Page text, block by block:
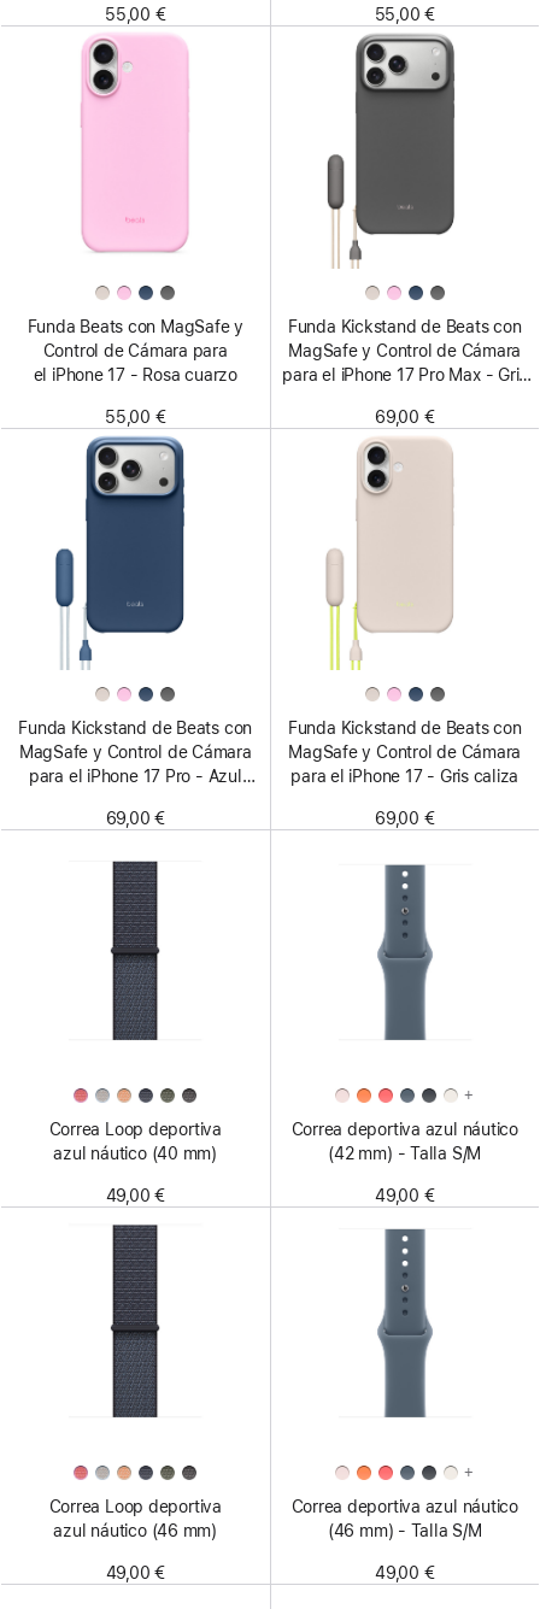
55,00 €
55,00 €
Funda Beats con MagSafe y
Control de Cámara para
el iPhone 17 - Rosa cuarzo
55,00 €
Funda Kickstand de Beats con
MagSafe y Control de Cámara
para el iPhone 17 Pro Max - Gris
69,00 €
Funda Kickstand de Beats con
MagSafe y Control de Cámara
para el iPhone 17 Pro - Azul
69,00 €
Funda Kickstand de Beats con
MagSafe y Control de Cámara
para el iPhone 17 - Gris caliza
69,00 €
Correa Loop deportiva
azul náutico (40 mm)
49,00 €
+
Correa deportiva azul náutico
(42 mm) - Talla S/M
49,00 €
Correa Loop deportiva
azul náutico (46 mm)
49,00 €
+
Correa deportiva azul náutico
(46 mm) - Talla S/M
49,00 €